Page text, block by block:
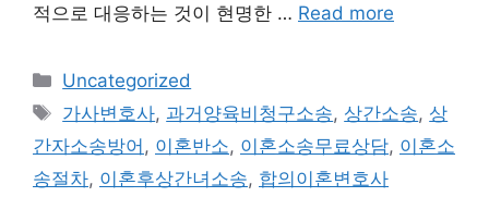
적으로 대응하는 것이 현명한 … Read more
Categories
Uncategorized
Tags
가사변호사, 과거양육비청구소송, 상간소송, 상
간자소송방어 , 이혼반소, 이혼소송무료상담, 이혼소
송절차, 이혼후상간녀소송, 합의이혼변호사